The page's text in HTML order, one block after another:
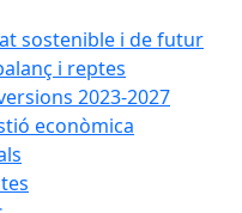
sostenible i de futur
i reptes
2023-2027
econòmica